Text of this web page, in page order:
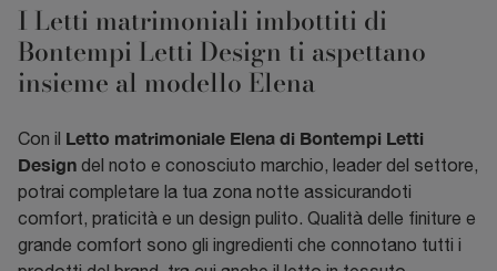
I Letti matrimoniali imbottiti di
Bontempi Letti Design ti aspettano
insieme al modello Elena
Con il Letto matrimoniale Elena di Bontempi Letti
Design del noto e conosciuto marchio, leader del settore,
potrai completare la tua zona notte assicurandoti
comfort, praticità e un design pulito. Qualità delle finiture e
grande comfort sono gli ingredienti che connotano tutti i